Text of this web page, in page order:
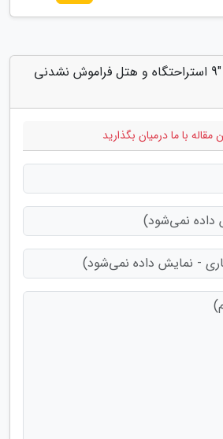
دیدگاه های مرتبط با "9 استراحتگاه و هتل فراموش نشدنی
با ما درمیان بگذارید